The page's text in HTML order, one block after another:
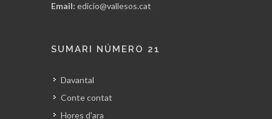
Email: edicio@vallesos.cat
SUMARI NÚMERO 21
Davantal
Conte contat
Hores d'ara